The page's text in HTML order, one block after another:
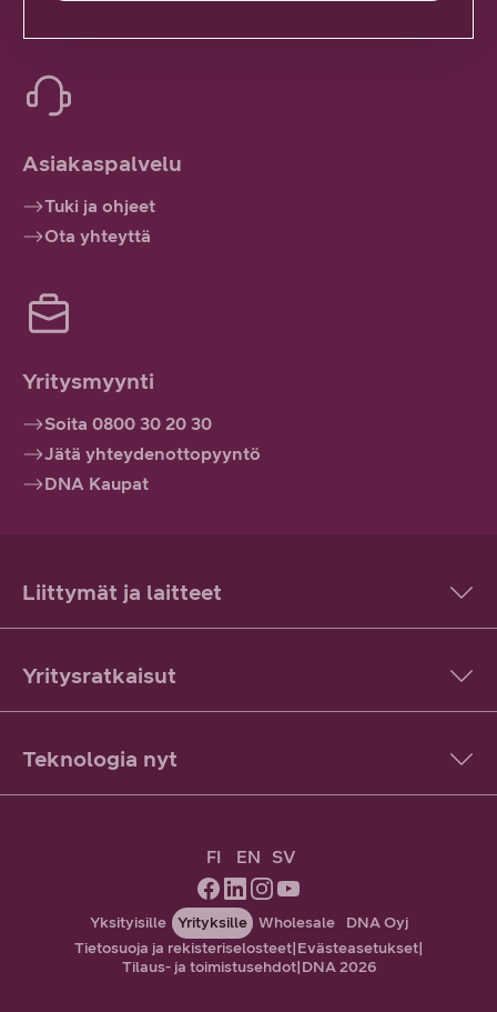
Asiakaspalvelu
Tuki ja ohjeet
Ota yhteyttä
Yritysmyynti
Soita 0800 30 20 30
Jätä yhteydenottopyyntö
DNA Kaupat
Liittymät ja laitteet
Yritysratkaisut
Teknologia nyt
FI EN SV
Yksityisille Yrityksille Wholesale
DNA Oyj
Tietosuoja ja rekisteriselosteet|Evästeasetukset|
Tilaus- ja toimistusehdot|DNA 2026